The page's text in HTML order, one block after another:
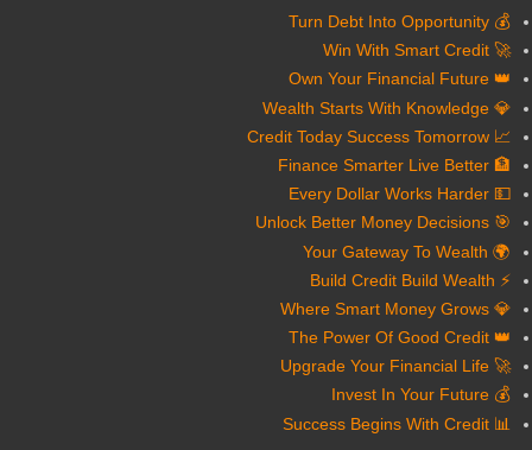
💰 Turn Debt Into Opportunity
🚀 Win With Smart Credit
👑 Own Your Financial Future
💎 Wealth Starts With Knowledge
📈 Credit Today Success Tomorrow
🏦 Finance Smarter Live Better
💵 Every Dollar Works Harder
🎯 Unlock Better Money Decisions
🌍 Your Gateway To Wealth
⚡ Build Credit Build Wealth
💎 Where Smart Money Grows
👑 The Power Of Good Credit
🚀 Upgrade Your Financial Life
💰 Invest In Your Future
📊 Success Begins With Credit